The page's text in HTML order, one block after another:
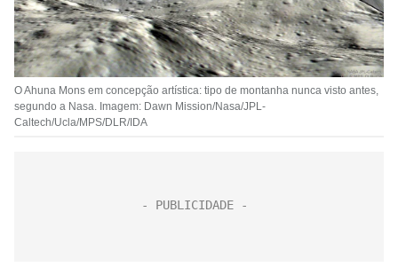
O Ahuna Mons em concepção artística: tipo de montanha nunca visto antes,
segundo a Nasa. Imagem: Dawn Mission/Nasa/JPL-
Caltech/Ucla/MPS/DLR/IDA